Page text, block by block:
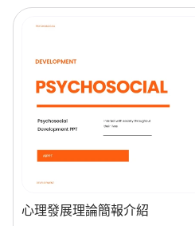
心理發展理論簡報介紹